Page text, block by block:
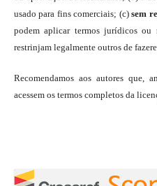
usado para fins comerciais; (c)sem
podem aplicar termos jurídicos ou
restrinjam legalmente outros de
Recomendamos aos autores que,
acessem os termos completos da